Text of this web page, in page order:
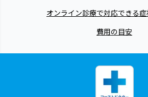
オンライン診療で対応できる
費用の目安